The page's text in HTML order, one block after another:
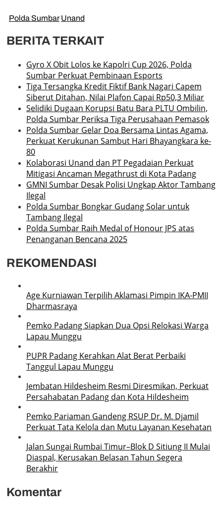
Polda Sumbar Unand
BERITA TERKAIT
Gyro X Obit Lolos ke Kapolri Cup 2026, Polda
Sumbar Perkuat Pembinaan Esports
Tiga Tersangka Kredit Fiktif Bank Nagari Capem
Siberut Ditahan, Nilai Plafon Capai Rp50,3 Miliar
Selidiki Dugaan Korupsi Batu Bara PLTU Ombilin,
Polda Sumbar Periksa Tiga Perusahaan Pemasok
Polda Sumbar Gelar Doa Bersama Lintas Agama,
Perkuat Kerukunan Sambut Hari Bhayangkara ke-
80
Kolaborasi Unand dan PT Pegadaian Perkuat
Mitigasi Ancaman Megathrust di Kota Padang
GMNI Sumbar Desak Polisi Ungkap Aktor Tambang
Ilegal
Polda Sumbar Bongkar Gudang Solar untuk
Tambang Ilegal
Polda Sumbar Raih Medal of Honour JPS atas
Penanganan Bencana 2025
REKOMENDASI
Age Kurniawan Terpilih Aklamasi Pimpin IKA-PMII
Dharmasraya
Pemko Padang Siapkan Dua Opsi Relokasi Warga
Lapau Munggu
PUPR Padang Kerahkan Alat Berat Perbaiki
Tanggul Lapau Munggu
Jembatan Hildesheim Resmi Diresmikan, Perkuat
Persahabatan Padang dan Kota Hildesheim
Pemko Pariaman Gandeng RSUP Dr. M. Djamil
Perkuat Tata Kelola dan Mutu Layanan Kesehatan
Jalan Sungai Rumbai Timur–Blok D Sitiung II Mulai
Diaspal, Kerusakan Belasan Tahun Segera
Berakhir
Komentar